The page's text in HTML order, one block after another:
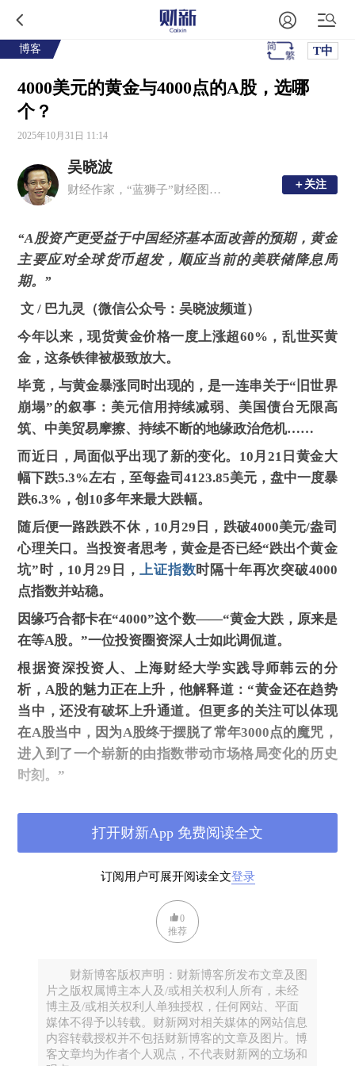
博客 T中
4000美元的黄金与4000点的A股，选哪
个？
2025年10月31日 11:14
吴晓波
财经作家，“蓝狮子”财经图书出版人 ＋关注
＋关注
“A股资产更受益于中国经济基本面改善的预期，黄金
主要应对全球货币超发，顺应当前的美联储降息周
期。”
文 / 巴九灵（微信公众号：吴晓波频道）
今年以来，现货黄金价格一度上涨超60%，乱世买黄
金，这条铁律被极致放大。
毕竟，与黄金暴涨同时出现的，是一连串关于“旧世界
崩塌”的叙事：美元信用持续减弱、美国债台无限高
筑、中美贸易摩擦、持续不断的地缘政治危机……
而近日，局面似乎出现了新的变化。10月21日黄金大
幅下跌5.3%左右，至每盎司4123.85美元，盘中一度暴
跌6.3%，创10多年来最大跌幅。
随后便一路跌跌不休，10月29日，跌破4000美元/盎司
心理关口。当投资者思考，黄金是否已经“跌出个黄金
坑”时，10月29日，
上证指数时隔十年再次突破4000
点指数并站稳。
因缘巧合都卡在“4000”这个数——“黄金大跌，原来是
在等A股。”一位投资圈资深人士如此调侃道。
根据资深投资人、上海财经大学实践导师韩云的分
析，A股的魅力正在上升，他解释道：“黄金还在趋势
当中，还没有破坏上升通道。但更多的关注可以体现
在A股当中，因为A股终于摆脱了常年3000点的魔咒，
进入到了一个崭新的由指数带动市场格局变化的历史
时刻。”
尚未令人失望过的黄金：4000美元的黄金和4000点的
A股，究竟谁更“贵”，谁更具备未来的增长潜力？
关于这一系列的问题，我们邀请了多位业内人士，谈
怎么看黄金跌？
贾泽亮
逸士家族办公室 CEO
黄金本轮的回调并没有明显的宏观或者地缘政治因
订阅用户可展开阅读全文登录
打开财新App 免费阅读全文
0
推荐
财新博客版权声明：财新博客所发布文章及图
片之版权属博主本人及/或相关权利人所有，未经
博主及/或相关权利人单独授权，任何网站、平面
媒体不得予以转载。财新网对相关媒体的网站信息
内容转载授权并不包括财新博客的文章及图片。博
客文章均为作者个人观点，不代表财新网的立场和